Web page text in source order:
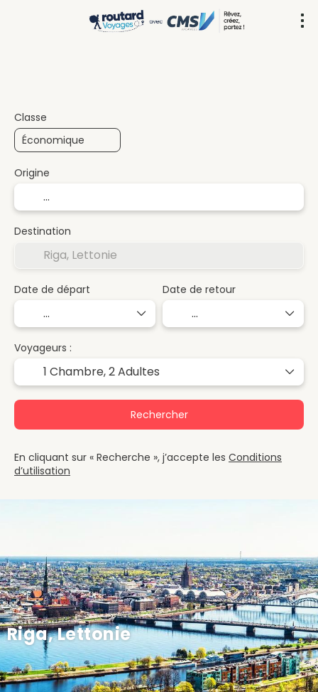
Riga, Lettonie
Classe
Origine
Destination
Date de départ Date de retour
Voyageurs :
1 Chambre,2 Adultes
Rechercher
En cliquant sur « Recherche », j’accepte les Conditions
d’utilisation